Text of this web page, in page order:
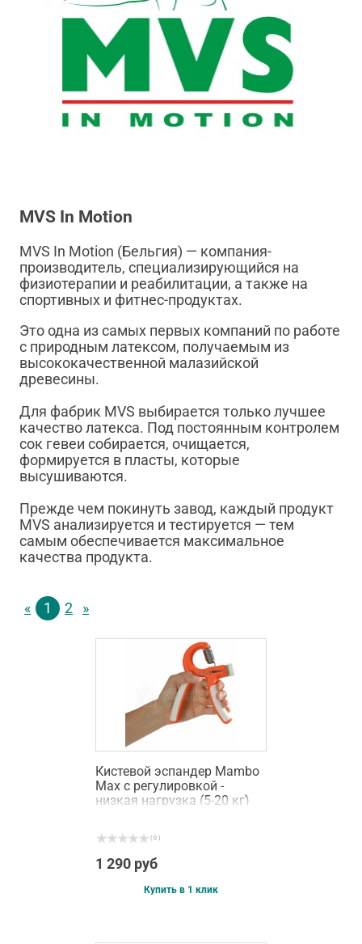
MVS In Motion
MVS In Motion (Бельгия) — компания-
производитель, специализирующийся на
физиотерапии и реабилитации, а также на
спортивных и фитнес-продуктах.
Это одна из самых первых компаний по работе
с природным латексом, получаемым из
высококачественной малазийской
древесины.
Для фабрик MVS выбирается только лучшее
качество латекса. Под постоянным контролем
сок гевеи собирается, очищается,
формируется в пласты, которые
высушиваются.
Прежде чем покинуть завод, каждый продукт
MVS анализируется и тестируется — тем
самым обеспечивается максимальное
качества продукта.
« 1 2 »
Кистевой эспандер Mambo
Max с регулировкой -
низкая нагрузка (5-20 кг)
( 0 )
1 290 руб
Купить в 1 клик